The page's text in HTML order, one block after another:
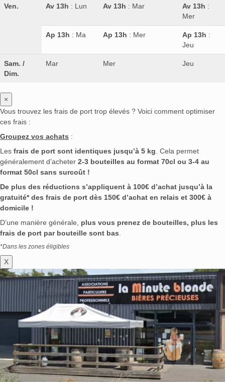
Ven. Av 13h : Lun Av 13h : Mar Av 13h :
Mer
Ap 13h : Ma Ap 13h : Mer Ap 13h :
Jeu
Sam. /
Dim.
Mar Mer Jeu
×
Vous trouvez les frais de port trop élevés ? Voici comment optimiser
ces frais :
Groupez vos achats :
Les frais de port sont identiques jusqu’à 5 kg . Cela permet
généralement d’acheter 2-3 bouteilles au format 70cl ou 3-4 au
format 50cl sans surcoût !
De plus des réductions s’appliquent à 100€ d’achat jusqu’à la
gratuité* des frais de port dès 150€ d’achat en relais et 300€ à
domicile !
D’une manière générale, plus vous prenez de bouteilles, plus les
frais de port par bouteille sont bas
*Dans les zones éligibles
X